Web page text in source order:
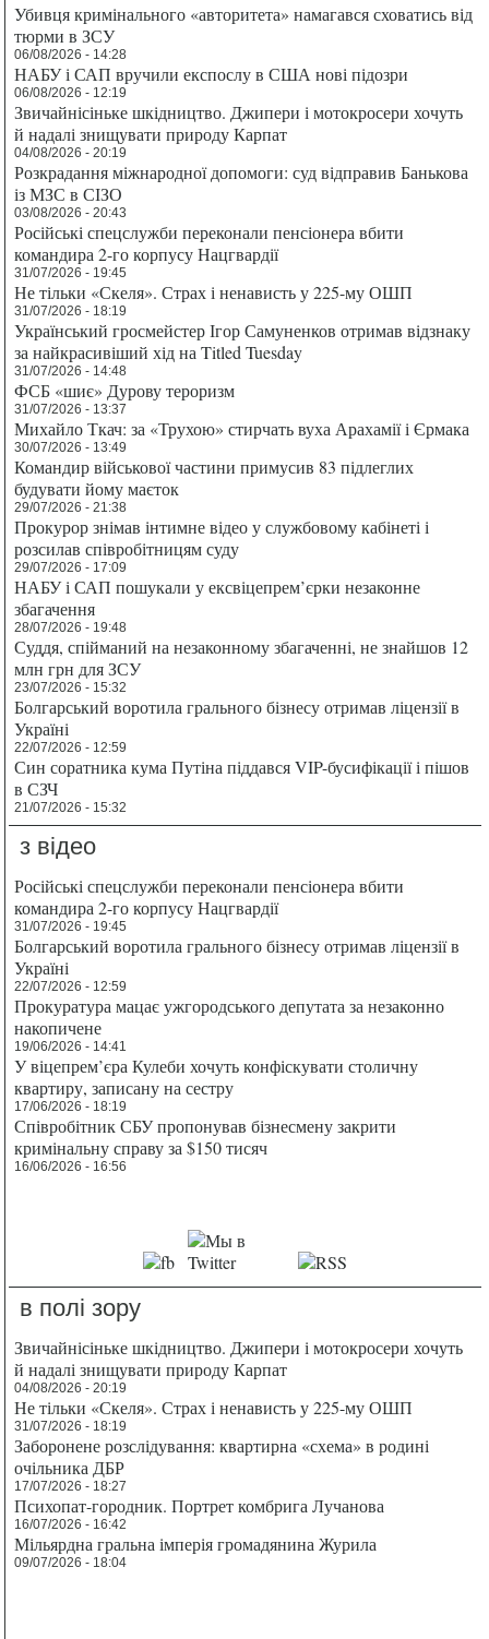
Убивця кримінального «авторитета» намагався сховатись від
тюрми в ЗСУ
06/08/2026 - 14:28
НАБУ і САП вручили експослу в США нові підозри
06/08/2026 - 12:19
Звичайнісіньке шкідництво. Джипери і мотокросери хочуть
й надалі знищувати природу Карпат
04/08/2026 - 20:19
Розкрадання міжнародної допомоги: суд відправив Банькова
із МЗС в СІЗО
03/08/2026 - 20:43
Російські спецслужби переконали пенсіонера вбити
командира 2-го корпусу Нацгвардії
31/07/2026 - 19:45
Не тільки «Скеля». Страх і ненависть у 225-му ОШП
31/07/2026 - 18:19
Український гросмейстер Ігор Самуненков отримав відзнаку
за найкрасивіший хід на Titled Tuesday
31/07/2026 - 14:48
ФСБ «шиє» Дурову тероризм
31/07/2026 - 13:37
Михайло Ткач: за «Трухою» стирчать вуха Арахамії і Єрмака
30/07/2026 - 13:49
Командир військової частини примусив 83 підлеглих
будувати йому маєток
29/07/2026 - 21:38
Прокурор знімав інтимне відео у службовому кабінеті і
розсилав співробітницям суду
29/07/2026 - 17:09
НАБУ і САП пошукали у ексвіцепрем’єрки незаконне
збагачення
28/07/2026 - 19:48
Суддя, спійманий на незаконному збагаченні, не знайшов 12
млн грн для ЗСУ
23/07/2026 - 15:32
Болгарський воротила грального бізнесу отримав ліцензії в
Україні
22/07/2026 - 12:59
Син соратника кума Путіна піддався VIP-бусифікації і пішов
в СЗЧ
21/07/2026 - 15:32
з відео
Російські спецслужби переконали пенсіонера вбити
командира 2-го корпусу Нацгвардії
31/07/2026 - 19:45
Болгарський воротила грального бізнесу отримав ліцензії в
Україні
22/07/2026 - 12:59
Прокуратура мацає ужгородського депутата за незаконно
накопичене
19/06/2026 - 14:41
У віцепрем’єра Кулеби хочуть конфіскувати столичну
квартиру, записану на сестру
17/06/2026 - 18:19
Співробітник СБУ пропонував бізнесмену закрити
кримінальну справу за $150 тисяч
16/06/2026 - 16:56
в полі зору
Звичайнісіньке шкідництво. Джипери і мотокросери хочуть
й надалі знищувати природу Карпат
04/08/2026 - 20:19
Не тільки «Скеля». Страх і ненависть у 225-му ОШП
31/07/2026 - 18:19
Заборонене розслідування: квартирна «схема» в родині
очільника ДБР
17/07/2026 - 18:27
Психопат-городник. Портрет комбрига Лучанова
16/07/2026 - 16:42
Мільярдна гральна імперія громадянина Журила
09/07/2026 - 18:04